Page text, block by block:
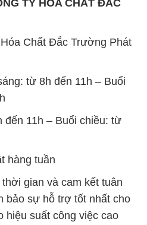
TY HÓA CHẤT ĐẮC
Chất Đắc Trường Phát
từ 8h đến 11h – Buổi
11h – Buổi chiều: từ
hàng tuần
gian và cam kết tuân
bảo sự hỗ trợ tốt nhất cho
hiệu suất công việc cao